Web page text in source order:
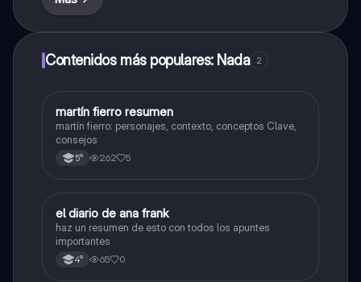
Contenidos más populares: Nada 2
Lengua
martín fierro resumen
martín fierro: personajes, contexto, conceptos Clave,
consejos
5° 262 5
Lengua
el diario de ana frank
haz un resumen de esto con todos los apuntes
importantes
4° 65 0